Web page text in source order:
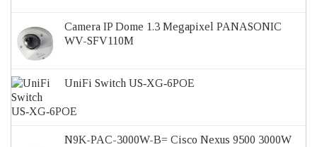
Camera IP Dome 1.3 Megapixel PANASONIC
WV-SFV110M
UniFi Switch US‑XG‑6POE
N9K-PAC-3000W-B= Cisco Nexus 9500 3000W